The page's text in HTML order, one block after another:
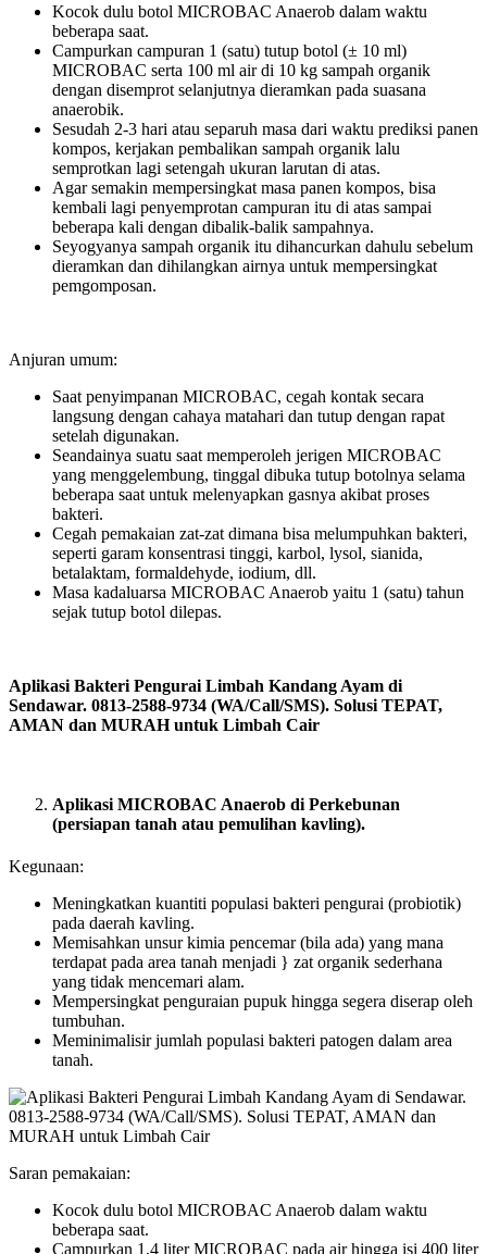
Kocok dulu botol MICROBAC Anaerob dalam waktu
beberapa saat.
Campurkan campuran 1 (satu) tutup botol (± 10 ml)
MICROBAC serta 100 ml air di 10 kg sampah organik
dengan disemprot selanjutnya dieramkan pada suasana
anaerobik.
Sesudah 2-3 hari atau separuh masa dari waktu prediksi panen
kompos, kerjakan pembalikan sampah organik lalu
semprotkan lagi setengah ukuran larutan di atas.
Agar semakin mempersingkat masa panen kompos, bisa
kembali lagi penyemprotan campuran itu di atas sampai
beberapa kali dengan dibalik-balik sampahnya.
Seyogyanya sampah organik itu dihancurkan dahulu sebelum
dieramkan dan dihilangkan airnya untuk mempersingkat
pemgomposan.
Anjuran umum:
Saat penyimpanan MICROBAC, cegah kontak secara
langsung dengan cahaya matahari dan tutup dengan rapat
setelah digunakan.
Seandainya suatu saat memperoleh jerigen MICROBAC
yang menggelembung, tinggal dibuka tutup botolnya selama
beberapa saat untuk melenyapkan gasnya akibat proses
bakteri.
Cegah pemakaian zat-zat dimana bisa melumpuhkan bakteri,
seperti garam konsentrasi tinggi, karbol, lysol, sianida,
betalaktam, formaldehyde, iodium, dll.
Masa kadaluarsa MICROBAC Anaerob yaitu 1 (satu) tahun
sejak tutup botol dilepas.
Aplikasi Bakteri Pengurai Limbah Kandang Ayam di
Sendawar. 0813-2588-9734 (WA/Call/SMS). Solusi TEPAT,
AMAN dan MURAH untuk Limbah Cair
Aplikasi MICROBAC Anaerob di Perkebunan
(persiapan tanah atau pemulihan kavling).
Kegunaan:
Meningkatkan kuantiti populasi bakteri pengurai (probiotik)
pada daerah kavling.
Memisahkan unsur kimia pencemar (bila ada) yang mana
terdapat pada area tanah menjadi } zat organik sederhana
yang tidak mencemari alam.
Mempersingkat penguraian pupuk hingga segera diserap oleh
tumbuhan.
Meminimalisir jumlah populasi bakteri patogen dalam area
tanah.
Saran pemakaian:
Kocok dulu botol MICROBAC Anaerob dalam waktu
beberapa saat.
Campurkan 1,4 liter MICROBAC pada air hingga isi 400 liter